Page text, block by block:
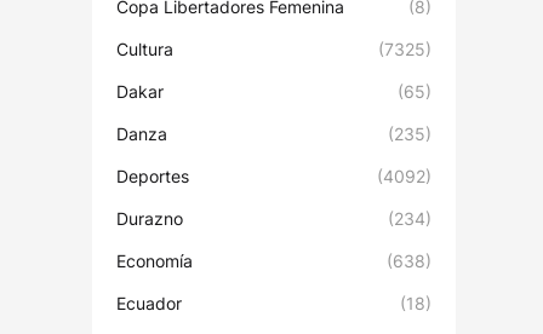
Copa Libertadores Femenina (8)
Cultura (7325)
Dakar (65)
Danza (235)
Deportes (4092)
Durazno (234)
Economía (638)
Ecuador (18)